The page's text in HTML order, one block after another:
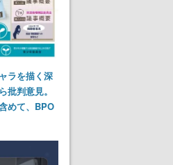
ラを描く深
批判意見。
めて、BPO